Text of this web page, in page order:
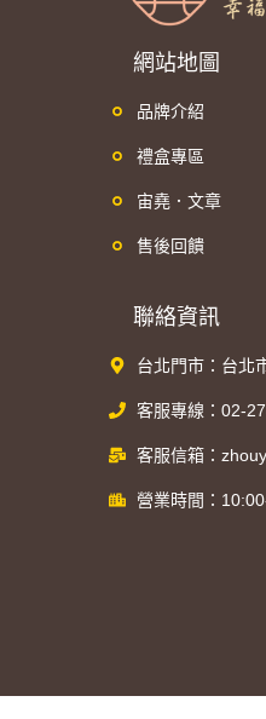
網站地圖
品牌介紹
禮盒專區
宙堯．文章
售後回饋
聯絡資訊
台北門市：台北
客服專線：02-
客服信箱：
營業時間：